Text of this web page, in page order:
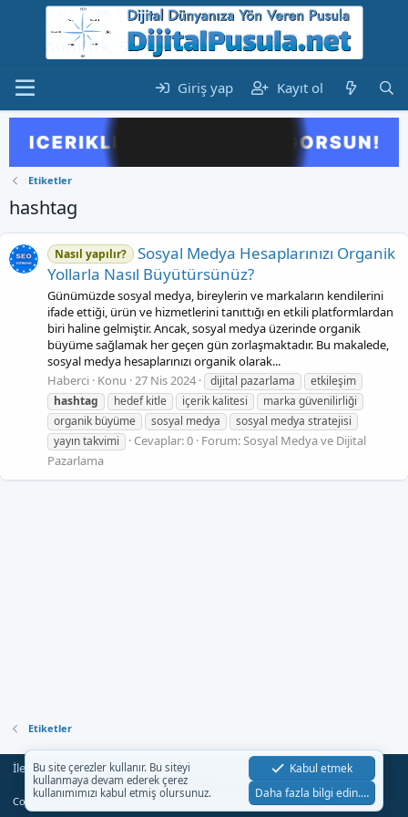
Giriş yap Kayıt ol
Etiketler
hashtag
Nasıl yapılır?
Sosyal Medya Hesaplarınızı Organik
Yollarla Nasıl Büyütürsünüz?
Günümüzde sosyal medya, bireylerin ve markaların kendilerini
ifade ettiği, ürün ve hizmetlerini tanıttığı en etkili platformlardan
biri haline gelmiştir. Ancak, sosyal medya üzerinde organik
büyüme sağlamak her geçen gün zorlaşmaktadır. Bu makalede,
sosyal medya hesaplarınızı organik olarak...
Haberci Konu 27 Nis 2024 dijital pazarlama
etkileşim
hashtag
hedef kitle içerik kalitesi
marka güvenilirliği
organik büyüme
sosyal medya
sosyal medya stratejisi
yayın takvimi
Cevaplar: 0 Forum:Sosyal Medya ve Dijital
Pazarlama
Etiketler
İletişim Şartlar Gizlilik Yardım
R
S
S
Community platform by XenForo® © 2010-2023 XenForo Ltd.
Bu site çerezler kullanır. Bu siteyi
kullanmaya devam ederek çerez
kullanımımızı kabul etmiş olursunuz.
Kabul etmek
Daha fazla bilgi edin.…